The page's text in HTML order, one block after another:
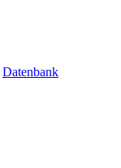
Datenbank